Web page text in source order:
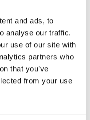
and ads, to
analyse our traffic.
use of our site with
partners who
that you’ve
from your use